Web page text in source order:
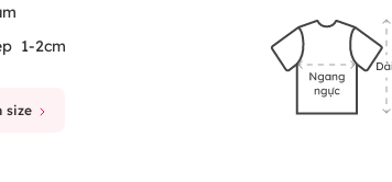
1-2cm
size